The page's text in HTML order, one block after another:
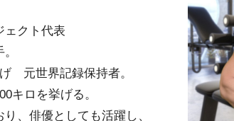
ェクト代表
元世界記録保持者。
キロを挙げる。
、俳優としても活躍し、